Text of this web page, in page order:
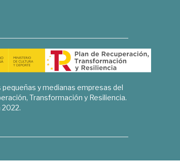
pequeñas y medianas empresas del
Transformación y Resiliencia.